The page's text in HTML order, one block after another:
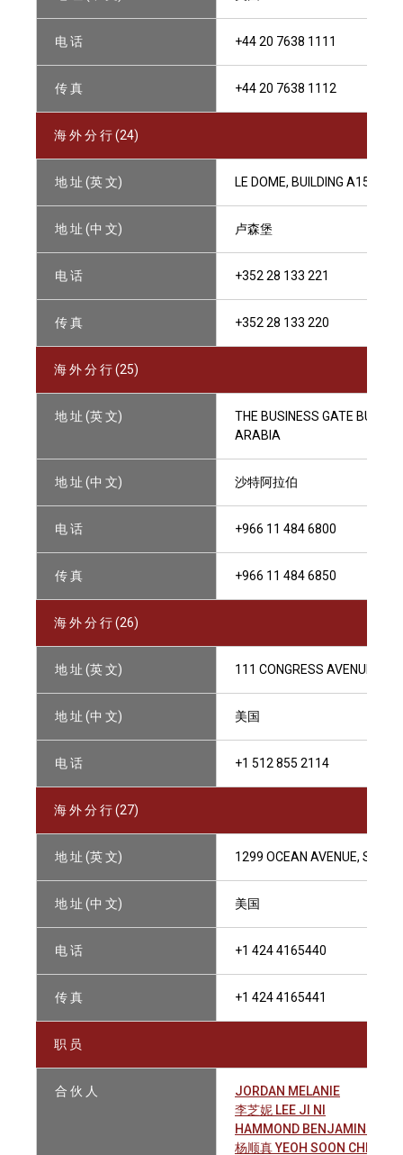
电 话 +44 20 7638 1111
传 真 +44 20 7638 1112
海 外 分 行 (24)
地 址 (英 文) LE DOME, BUILDING A15,
地 址 (中 文) 卢森堡
电 话 +352 28 133 221
传 真 +352 28 133 220
海 外 分 行 (25)
地 址 (英 文)
THE BUSINESS GATE
ARABIA
地 址 (中 文) 沙特阿拉伯
电 话 +966 11 484 6800
传 真 +966 11 484 6850
海 外 分 行 (26)
地 址 (英 文) 111 CONGRESS AVENUE,
地 址 (中 文) 美国
电 话 +1 512 855 2114
海 外 分 行 (27)
地 址 (英 文) 1299 OCEAN AVENUE,
地 址 (中 文) 美国
电 话 +1 424 4165440
传 真 +1 424 4165441
职 员
合 伙 人
JORDAN MELANIE
李芝妮 LEE JI NI
HAMMOND BENJAMIN
杨顺真 YEOH SOON CHIN